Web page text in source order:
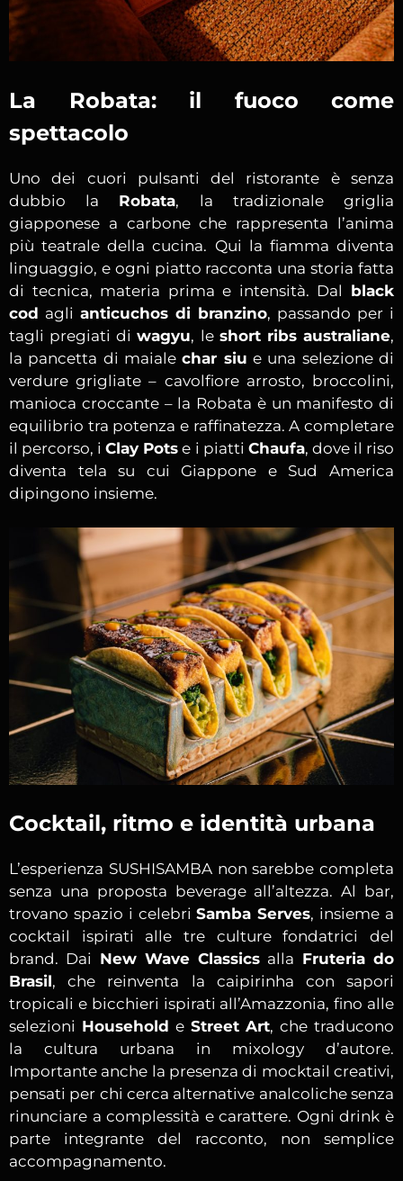
La Robata: il fuoco come
spettacolo
Uno dei cuori pulsanti del ristorante è senza
dubbio la Robata, la tradizionale griglia
giapponese a carbone che rappresenta l’anima
più teatrale della cucina. Qui la fiamma diventa
linguaggio, e ogni piatto racconta una storia fatta
di tecnica, materia prima e intensità. Dal black
cod agli anticuchos di branzino, passando per i
tagli pregiati diwagyu, le short ribs australiane,
la pancetta di maialechar siu e una selezione di
verdure grigliate – cavolfiore arrosto, broccolini,
manioca croccante – la Robata è un manifesto di
equilibrio tra potenza e raffinatezza. A completare
il percorso, iClay Pots e i piatti Chaufa, dove il riso
diventa tela su cui Giappone e Sud America
dipingono insieme.
Cocktail, ritmo e identità urbana
L’esperienza SUSHISAMBA non sarebbe completa
senza una proposta beverage all’altezza. Al bar,
trovano spazio i celebriSamba Serves, insieme a
cocktail ispirati alle tre culture fondatrici del
brand. Dai New Wave Classics alla Fruteria do
Brasil, che reinventa la caipirinha con sapori
tropicali e bicchieri ispirati all’Amazzonia, fino alle
selezioni Household e Street Art, che traducono
la cultura urbana in mixology d’autore.
Importante anche la presenza di mocktail creativi,
pensati per chi cerca alternative analcoliche senza
rinunciare a complessità e carattere. Ogni drink è
parte integrante del racconto, non semplice
accompagnamento.